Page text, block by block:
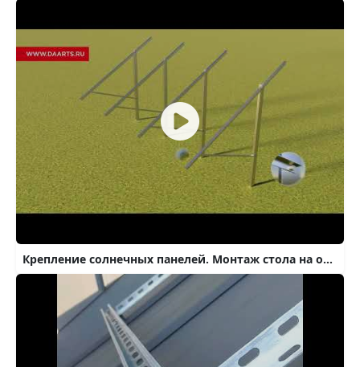
Крепление солнечных панелей. Монтаж стола на одной опоре